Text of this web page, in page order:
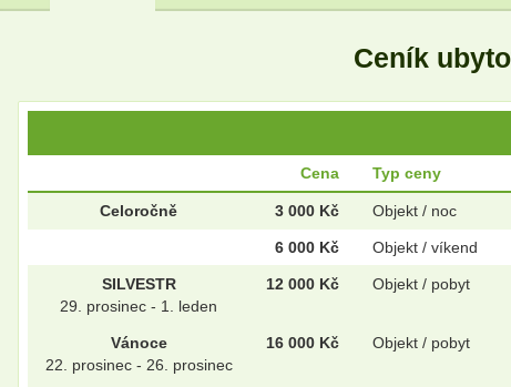
Ceník
Cena Typ ceny
Celoročně 3 000 Kč Objekt / noc
6 000 Kč Objekt / víkend
SILVESTR
29. prosinec - 1. leden
12 000 Kč Objekt / pobyt
Vánoce
22. prosinec - 26. prosinec
16 000 Kč Objekt / pobyt